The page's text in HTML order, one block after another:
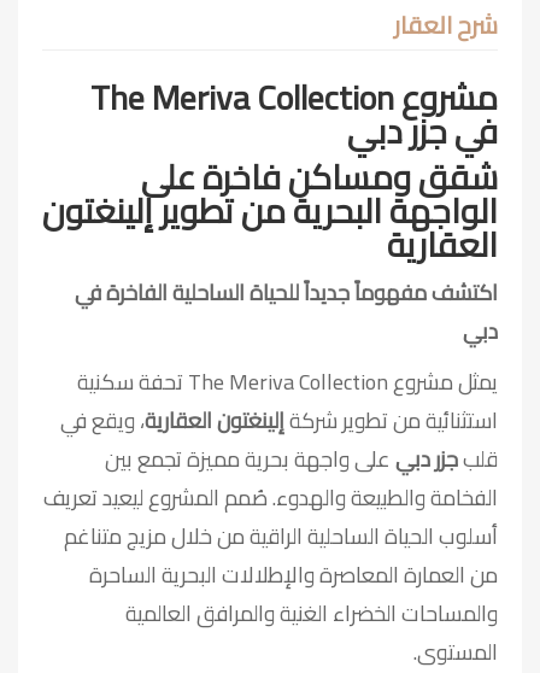
شرح العقار
مشروع The Meriva Collection
في جزر دبي
شقق ومساكن فاخرة على
الواجهة البحرية من تطوير إلينغتون
العقارية
اكتشف مفهوماً جديداً للحياة الساحلية الفاخرة في
دبي
يمثل مشروع The Meriva Collection
تحفة سكنية
استثنائية من تطوير شركةإلينغتون العقارية، ويقع في
قلبجزر دبيعلى واجهة بحرية مميزة تجمع بين
الفخامة والطبيعة والهدوء. صُمم المشروع ليعيد تعريف
أسلوب الحياة الساحلية الراقية من خلال مزيج متناغم
من العمارة المعاصرة والإطلالات البحرية الساحرة
والمساحات الخضراء الغنية والمرافق العالمية
المستوى.